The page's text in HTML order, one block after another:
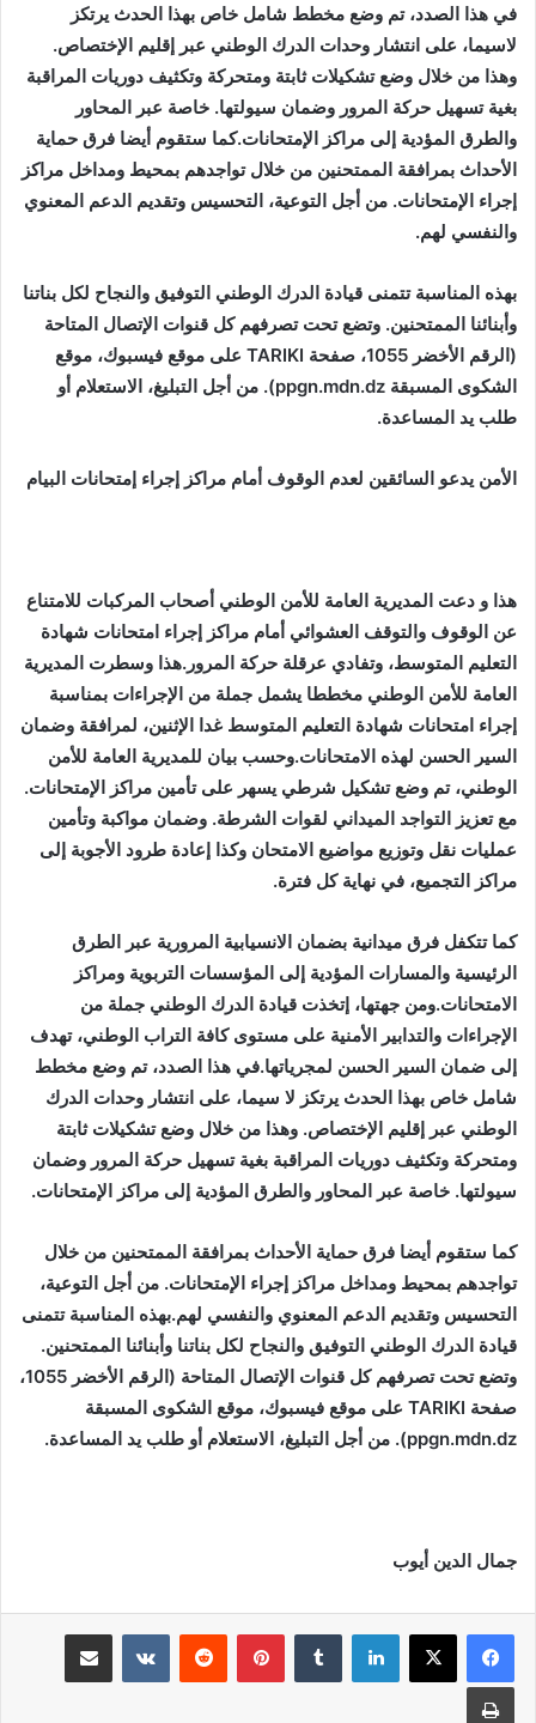
في هذا الصدد، تم وضع مخطط شامل خاص بهذا الحدث يرتكز
لاسيما، على انتشار وحدات الدرك الوطني عبر إقليم الإختصاص.
وهذا من خلال وضع تشكيلات ثابتة ومتحركة وتكثيف دوريات المراقبة
بغية تسهيل حركة المرور وضمان سيولتها. خاصة عبر المحاور
والطرق المؤدية إلى مراكز الإمتحانات.كما ستقوم أيضا فرق حماية
الأحداث بمرافقة الممتحنين من خلال تواجدهم بمحيط ومداخل مراكز
إجراء الإمتحانات. من أجل التوعية، التحسيس وتقديم الدعم المعنوي
والنفسي لهم.
بهذه المناسبة تتمنى قيادة الدرك الوطني التوفيق والنجاح لكل بناتنا
وأبنائنا الممتحنين. وتضع تحت تصرفهم كل قنوات الإتصال المتاحة
(الرقم الأخضر 1055، صفحة
TARIKI على موقع فيسبوك، موقع
الشكوى المسبقة ppgn.mdn.dz). من أجل التبليغ، الاستعلام أو
طلب يد المساعدة.
الأمن يدعو السائقين لعدم الوقوف أمام مراكز إجراء إمتحانات البيام
هذا و دعت المديرية العامة للأمن الوطني أصحاب المركبات للامتناع
عن الوقوف والتوقف العشوائي أمام مراكز إجراء امتحانات شهادة
التعليم المتوسط، وتفادي عرقلة حركة المرور.هذا وسطرت المديرية
العامة للأمن الوطني مخططا يشمل جملة من الإجراءات بمناسبة
إجراء امتحانات شهادة التعليم المتوسط غدا الإثنين، لمرافقة وضمان
السير الحسن لهذه الامتحانات.وحسب بيان للمديرية العامة للأمن
الوطني، تم وضع تشكيل شرطي يسهر على تأمين مراكز الإمتحانات.
مع تعزيز التواجد الميداني لقوات الشرطة. وضمان مواكبة وتأمين
عملیات نقل وتوزيع مواضيع الامتحان وكذا إعادة طرود الأجوبة إلى
مراكز التجميع، في نهاية كل فترة.
كما تتكفل فرق ميدانية بضمان الانسيابية المرورية عبر الطرق
الرئيسية والمسارات المؤدية إلى المؤسسات التربوية ومراكز
الامتحانات.ومن جهتها، إتخذت قيادة الدرك الوطني جملة من
الإجراءات والتدابير الأمنية على مستوى كافة التراب الوطني، تهدف
إلى ضمان السير الحسن لمجرياتها.في هذا الصدد، تم وضع مخطط
شامل خاص بهذا الحدث يرتكز لا سيما، على انتشار وحدات الدرك
الوطني عبر إقليم الإختصاص. وهذا من خلال وضع تشكيلات ثابتة
ومتحركة وتكثيف دوريات المراقبة بغية تسهيل حركة المرور وضمان
سيولتها. خاصة عبر المحاور والطرق المؤدية إلى مراكز الإمتحانات.
كما ستقوم أيضا فرق حماية الأحداث بمرافقة الممتحنين من خلال
تواجدهم بمحيط ومداخل مراكز إجراء الإمتحانات. من أجل التوعية،
التحسيس وتقديم الدعم المعنوي والنفسي لهم.بهذه المناسبة تتمنى
قيادة الدرك الوطني التوفيق والنجاح لكل بناتنا وأبنائنا الممتحنين.
وتضع تحت تصرفهم كل قنوات الإتصال المتاحة (الرقم الأخضر 1055،
صفحة TARIKI على موقع فيسبوك، موقع الشكوى المسبقة
ppgn.mdn.dz). من أجل التبليغ، الاستعلام أو طلب يد المساعدة.
جمال الدين أيوب
لينكدإن بينتيريست
طباعة